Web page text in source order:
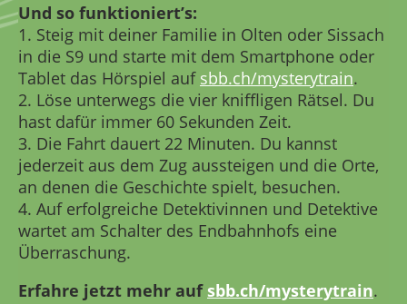
Und so funktioniert’s:
1. Steig mit deiner Familie in Olten oder Sissach
in die S9 und starte mit dem Smartphone oder
Tablet das Hörspiel auf sbb.ch/mysterytrain.
2. Löse unterwegs die vier kniffligen Rätsel. Du
hast dafür immer 60 Sekunden Zeit.
3. Die Fahrt dauert 22 Minuten. Du kannst
jederzeit aus dem Zug aussteigen und die Orte,
an denen die Geschichte spielt, besuchen.
4. Auf erfolgreiche Detektivinnen und Detektive
wartet am Schalter des Endbahnhofs eine
Überraschung.
Erfahre jetzt mehr aufsbb.ch/mysterytrain.